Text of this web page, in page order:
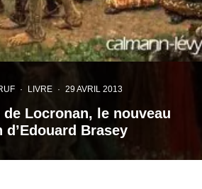
· LIVRE · 29 AVRIL 2013
Locronan, le nouveau
d’Edouard Brasey